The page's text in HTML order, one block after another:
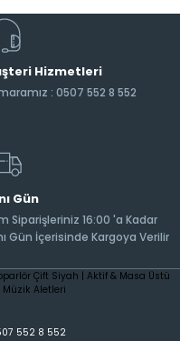
Hizmetleri
: 0507 552 8 552
Gün
Siparişleriniz 16:00 'a Kadar
Gün İçerisinde Kargoya Verilir
552 8 552